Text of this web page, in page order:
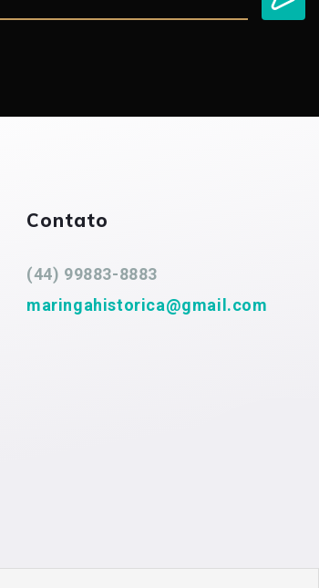
Contato
(44) 99883-8883
maringahistorica@gmail.com